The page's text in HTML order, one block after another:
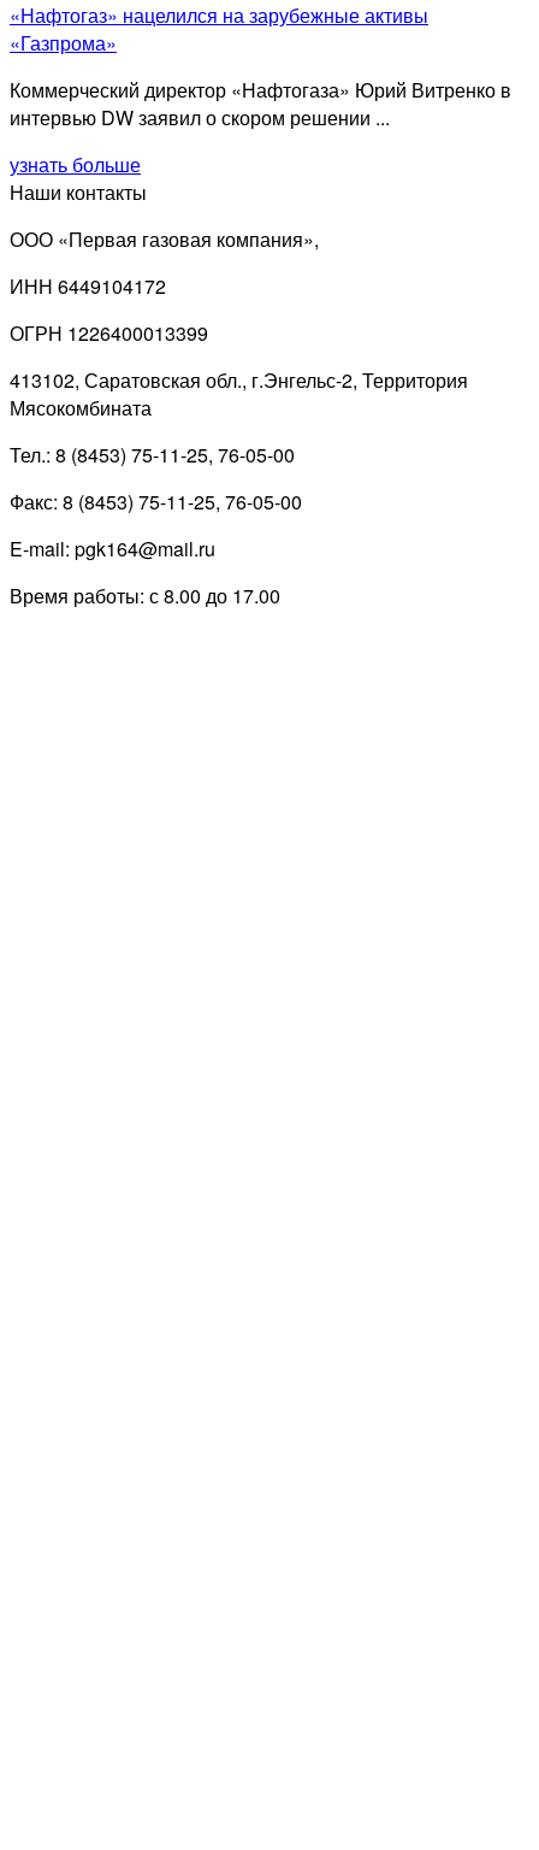
«Нафтогаз» нацелился на зарубежные активы
«Газпрома»
Коммерческий директор «Нафтогаза» Юрий Витренко в
интервью DW заявил о скором решении ...
узнать больше
Наши контакты
ООО «Первая газовая компания»,
ИНН 6449104172
ОГРН 1226400013399
413102, Саратовская обл., г.Энгельс-2, Территория
Мясокомбината
Тел.: 8 (8453) 75-11-25, 76-05-00
Факс: 8 (8453) 75-11-25, 76-05-00
E-mail: pgk164@mail.ru
Время работы: с 8.00 до 17.00